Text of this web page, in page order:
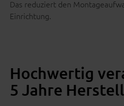
Das reduziert den
Einrichtung.
Hochwertig
5 Jahre